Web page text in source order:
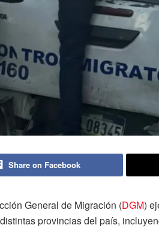
Share on Facebook
General de Migración (DGM)
provincias del país,